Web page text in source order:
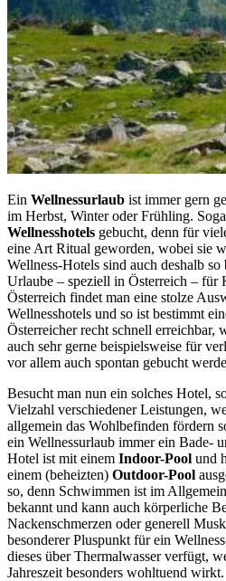
Ein Wellnessurlaub ist immer gern
im Herbst, Winter oder Frühling.
Wellnesshotels gebucht, denn für
eine Art Ritual geworden, wobei sie
Wellness-Hotels sind auch deshalb
Urlaube – speziell in Österreich – für
Österreich findet man eine stolze
Wellnesshotels und so ist bestimmt
Österreicher recht schnell erreichbar,
auch sehr gerne beispielsweise für
vor allem auch spontan gebucht
Besucht man nun ein solches Hotel,
Vielzahl verschiedener Leistungen,
allgemein das Wohlbefinden fördern
ein Wellnessurlaub immer ein Bade-
Hotel ist mit einem Indoor-Pool und
einem (beheizten) Outdoor-Pool
so, denn Schwimmen ist im
bekannt und kann auch körperliche
Nackenschmerzen oder generell
besonderer Pluspunkt für ein
dieses über Thermalwasser verfügt,
Jahreszeit besonders wohltuend wirkt.